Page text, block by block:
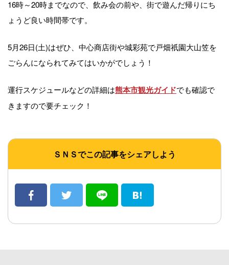
16時～20時までなので、飲み会の前や、街で遊んだ帰りにち
ょうど良い時間帯です。
5月26日(土)はぜひ、中心商店街や城彩苑で戸畑祇園大山笠を
ごらんになられてみてはいかがでしょう！
運行スケジュールなどの詳細は熊本市観光ガイドでも確認で
きますので要チェック！
ＳＮＳでこの記事をシェアしよう